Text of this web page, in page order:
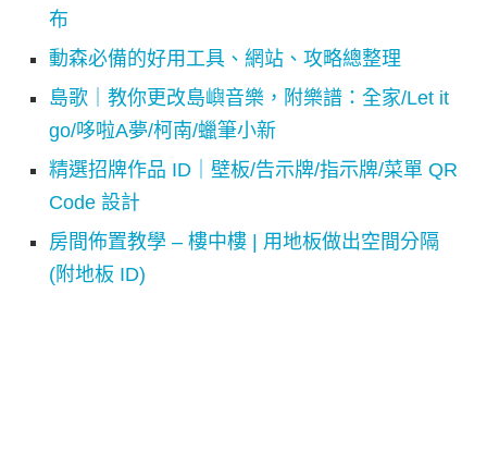
布
動森必備的好用工具、網站、攻略總整理
島歌｜教你更改島嶼音樂，附樂譜：全家/Let it
go/哆啦A夢/柯南/蠟筆小新
精選招牌作品 ID｜壁板/告示牌/指示牌/菜單 QR
Code 設計
房間佈置教學 – 樓中樓 | 用地板做出空間分隔
(附地板 ID)